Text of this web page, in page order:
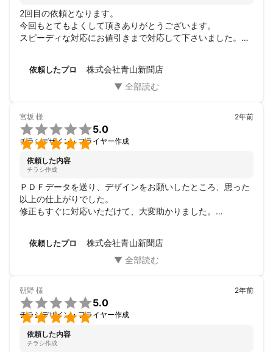
2回目の依頼となります。
今回もとてもよくして頂きありがとうございます。
スピーディな対応にお値引きまで対応して下さいました。
依頼したプロ 株式会社青山新聞店
宮坂 様


5.0
チラシデザイン・フライヤー作成
2年前
依頼した内容
チラシ作成
ＰＤＦデータを送り、デザインをお願いしたところ、思った
以上の仕上がりでした。
修正もすぐに対応いただけて、大変助かりました。
依頼したプロ 株式会社青山新聞店
朝野 様


5.0
チラシデザイン・フライヤー作成
2年前
依頼した内容
チラシ作成